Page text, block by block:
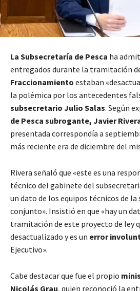
La Subsecretaría de Pesca ha
entregados durante la tramitación
Fraccionamiento estaban
la polémica por los antecedentes
subsecretario Julio Salas. Según
de Pesca subrogante, Javier
presentada correspondía a
más reciente era de diciembre del
Rivera señaló que «este es una
técnico del gabinete del
un dato de los equipos técnicos de la
conjunto». Insistió en que «hay un
tramitación de este proyecto de ley
desactualizado y es un error
Ejecutivo».
Cabe destacar que fue el propio
Nicolás Grau, quien reconoció la